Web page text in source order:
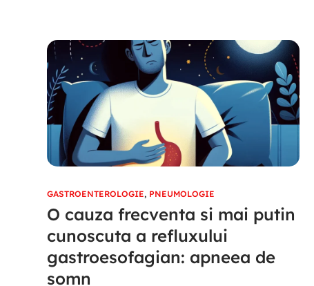
GASTROENTEROLOGIE, PNEUMOLOGIE
O cauza frecventa si mai putin
cunoscuta a refluxului
gastroesofagian: apneea de
somn